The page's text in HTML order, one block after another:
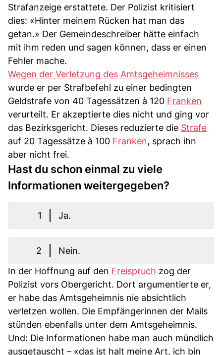
Strafanzeige erstattete. Der Polizist kritisiert
dies: «Hinter meinem Rücken hat man das
getan.» Der Gemeindeschreiber hätte einfach
mit ihm reden und sagen können, dass er einen
Fehler mache.
Wegen der Verletzung des Amtsgeheimnisses
wurde er per Strafbefehl zu einer bedingten
Geldstrafe von 40 Tagessätzen à 120 Franken
verurteilt. Er akzeptierte dies nicht und ging vor
das Bezirksgericht. Dieses reduzierte die Strafe
auf 20 Tagessätze à 100 Franken, sprach ihn
aber nicht frei.
Hast du schon einmal zu viele
Informationen weitergegeben?
1 Ja.
2
Nein.
In der Hoffnung auf den Freispruch zog der
Polizist vors Obergericht. Dort argumentierte er,
er habe das Amtsgeheimnis nie absichtlich
verletzen wollen. Die Empfängerinnen der Mails
stünden ebenfalls unter dem Amtsgeheimnis.
Und: Die Informationen habe man auch mündlich
ausgetauscht – «das ist halt meine Art, ich bin